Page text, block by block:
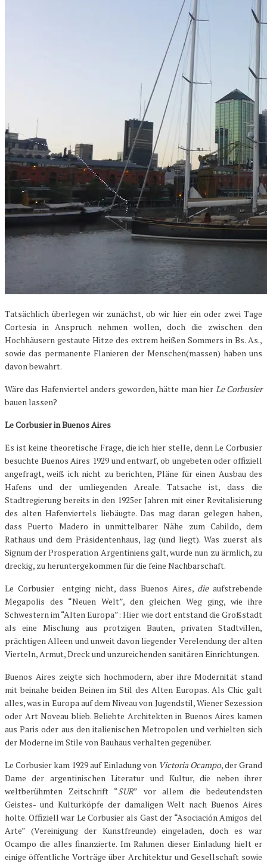
Tatsächlich überlegen wir zunächst, ob wir hier ein oder zwei Tage
Cortesia in Anspruch nehmen wollen, doch die zwischen den
Hochhäusern gestaute Hitze des extrem heißen Sommers in Bs. As.,
sowie das permanente Flanieren der Menschen(massen) haben uns
davon bewahrt.
Wäre das Hafenviertel anders geworden, hätte man hier Le Corbusier
bauen lassen?
Le Corbusier in Buenos Aires
Es ist keine theoretische Frage, die ich hier stelle, denn Le Corbusier
besuchte Buenos Aires 1929 und entwarf, ob ungebeten oder offiziell
angefragt, weiß ich nicht zu berichten, Pläne für einen Ausbau des
Hafens und der umliegenden Areale. Tatsache ist, dass die
Stadtregierung bereits in den 1925er Jahren mit einer Revitalisierung
des alten Hafenviertels liebäugte. Das mag daran gelegen haben,
dass Puerto Madero in unmittelbarer Nähe zum Cabildo, dem
Rathaus und dem Präsidentenhaus, lag (und liegt). Was zuerst als
Signum der Prosperation Argentiniens galt, wurde nun zu ärmlich, zu
dreckig, zu heruntergekommen für die feine Nachbarschaft.
Le Corbusier entging nicht, dass Buenos Aires, dieaufstrebende
Megapolis des “Neuen Welt”, den gleichen Weg ging, wie ihre
Schwestern im “Alten Europa”: Hier wie dort entstand die Großstadt
als eine Mischung aus protzigen Bauten, privaten Stadtvillen,
prächtigen Alleen und unweit davon liegender Verelendung der alten
Vierteln, Armut, Dreck und unzureichenden sanitären Einrichtungen.
Buenos Aires zeigte sich hochmodern, aber ihre Modernität stand
mit beinahe beiden Beinen im Stil des Alten Europas. Als Chic galt
alles, was in Europa auf dem Niveau von Jugendstil, Wiener Sezession
oder Art Noveau blieb. Beliebte Architekten in Buenos Aires kamen
aus Paris oder aus den italienischen Metropolen und verhielten sich
der Moderne im Stile von Bauhaus verhalten gegenüber.
Le Corbusier kam 1929 auf Einladung von Victoria Ocampo, der Grand
Dame der argentinischen Literatur und Kultur, die neben ihrer
weltberühmten Zeitschrift “SUR” vor allem die bedeutendsten
Geistes- und Kulturköpfe der damaligen Welt nach Buenos Aires
holte. Offiziell war Le Corbusier als Gast der “Asociación Amigos del
Arte” (Vereinigung der Kunstfreunde) eingeladen, doch es war
Ocampo die alles finanzierte. Im Rahmen dieser Einladung hielt er
einige öffentliche Vorträge über Architektur und Gesellschaft sowie